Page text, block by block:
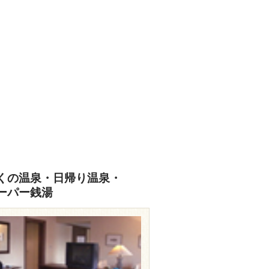
の温泉・日帰り温泉・
パー銭湯